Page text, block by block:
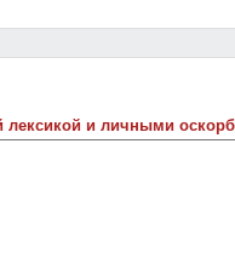
лексикой и личными